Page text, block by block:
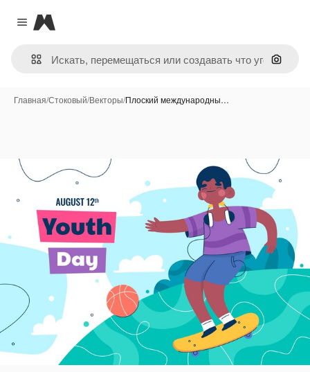
Close menu
Magnific
Поиск
Главная/Стоковый/Векторы/Плоский международны…